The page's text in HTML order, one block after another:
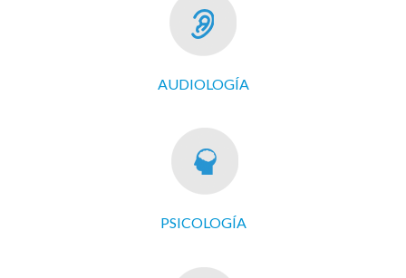
AUDIOLOGÍA
PSICOLOGÍA